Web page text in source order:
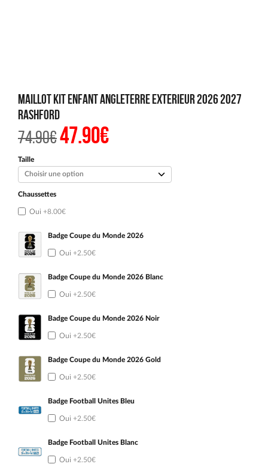
Maillot Kit Enfant Angleterre Exterieur 2026 2027
Rashford
74.90€Le
prix
était :
74.90€.
47.90€Le
prix
est :
47.90€.
Taille
Chaussettes
Oui +8.00€
Badge Coupe du Monde 2026
Oui +2.50€
Badge Coupe du Monde 2026 Blanc
Oui +2.50€
Badge Coupe du Monde 2026 Noir
Oui +2.50€
Badge Coupe du Monde 2026 Gold
Oui +2.50€
Badge Football Unites Bleu
Oui +2.50€
Badge Football Unites Blanc
Oui +2.50€